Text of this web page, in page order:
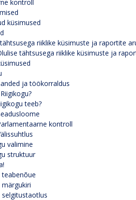
kontroll
küsimused
riiklike küsimuste ja raportite
tähtsusega riiklike küsimuste ja
ja töökorraldus
teeb?
kontroll
valimine
struktuur
teabenõue
märgukiri
selgitustaotlus